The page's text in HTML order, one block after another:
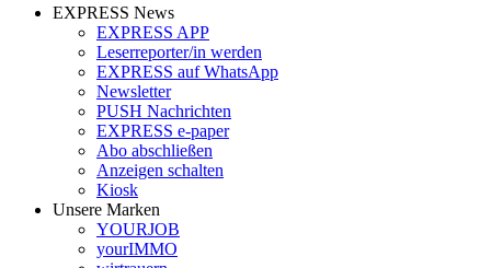
EXPRESS News
EXPRESS APP
Leserreporter/in werden
EXPRESS auf WhatsApp
Newsletter
PUSH Nachrichten
EXPRESS e-paper
Abo abschließen
Anzeigen schalten
Kiosk
Unsere Marken
YOURJOB
yourIMMO